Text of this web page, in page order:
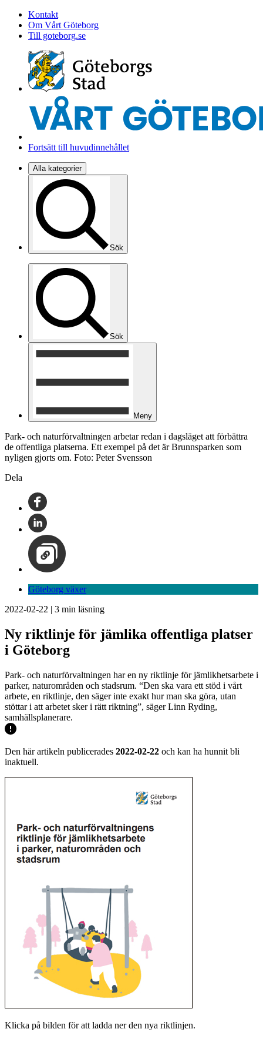
Kontakt
Om Vårt Göteborg
Till goteborg.se
Fortsätt till huvudinnehållet
Alla kategorier
Sök
Sök
Meny
Park- och naturförvaltningen arbetar redan i dagsläget att förbättra
de offentliga platserna. Ett exempel på det är Brunnsparken som
nyligen gjorts om. Foto: Peter Svensson
Dela
Göteborg växer
2022-02-22 | 3 min läsning
Ny riktlinje för jämlika offentliga platser
i Göteborg
Park- och naturförvaltningen har en ny riktlinje för jämlikhetsarbete i
parker, naturområden och stadsrum. “Den ska vara ett stöd i vårt
arbete, en riktlinje, den säger inte exakt hur man ska göra, utan
stöttar i att arbetet sker i rätt riktning”, säger Linn Ryding,
samhällsplanerare.
Den här artikeln publicerades 2022-02-22 och kan ha hunnit bli
inaktuell.
Klicka på bilden för att ladda ner den nya riktlinjen.